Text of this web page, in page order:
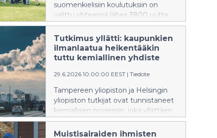
suomenkielisiin koulutuksiin on
valittu yhteensä lähes 3800 uutta
opiskelijaa yhteishaun, avoimen
väylän haun ja siirtohaun kautta.
Hakijamäärä ja hyväksyttyjen määrä
kasvoivat jälleen edellisvuodesta.
toiseksi suosituin yliopisto
ensisijaisten hakemusten
perusteella.
Tutkimus yllätti: kaupunkien
ilmanlaatua heikentääkin
tuttu kemiallinen yhdiste
29.6.2026 10:00:00 EEST | Tiedote
Tampereen yliopiston ja Helsingin
yliopiston tutkijat ovat tunnistaneet
kemiallisen prosessin, joka yllättäen
voikin lisätä pienhiukkasten
muodostumista
Muistisairaiden ihmisten